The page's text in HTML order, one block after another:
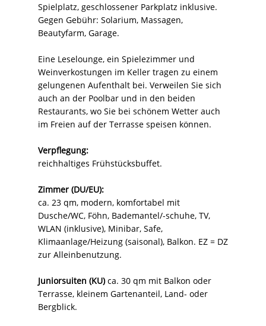
Spielplatz, geschlossener Parkplatz inklusive.
Gegen Gebühr: Solarium, Massagen,
Beautyfarm, Garage.
Eine Leselounge, ein Spielezimmer und
Weinverkostungen im Keller tragen zu einem
gelungenen Aufenthalt bei. Verweilen Sie sich
auch an der Poolbar und in den beiden
Restaurants, wo Sie bei schönem Wetter auch
im Freien auf der Terrasse speisen können.
Verpflegung:
reichhaltiges Frühstücksbuffet.
Zimmer (DU/EU):
ca. 23 qm, modern, komfortabel mit
Dusche/WC, Föhn, Bademantel/-schuhe, TV,
WLAN (inklusive), Minibar, Safe,
Klimaanlage/Heizung (saisonal), Balkon. EZ = DZ
zur Alleinbenutzung.
Juniorsuiten (KU)ca. 30 qm mit Balkon oder
Terrasse, kleinem Gartenanteil, Land- oder
Bergblick.